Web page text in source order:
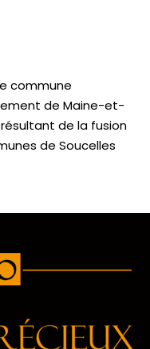
commune
de Maine-et-
résultant de la fusion
de Soucelles